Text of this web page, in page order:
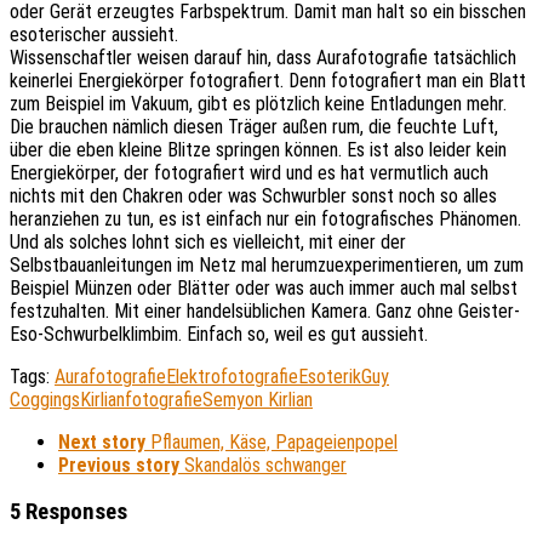
oder Gerät erzeugtes Farbspektrum. Damit man halt so ein bisschen
esoterischer aussieht.
Wissenschaftler weisen darauf hin, dass Aurafotografie tatsächlich
keinerlei Energiekörper fotografiert. Denn fotografiert man ein Blatt
zum Beispiel im Vakuum, gibt es plötzlich keine Entladungen mehr.
Die brauchen nämlich diesen Träger außen rum, die feuchte Luft,
über die eben kleine Blitze springen können. Es ist also leider kein
Energiekörper, der fotografiert wird und es hat vermutlich auch
nichts mit den Chakren oder was Schwurbler sonst noch so alles
heranziehen zu tun, es ist einfach nur ein fotografisches Phänomen.
Und als solches lohnt sich es vielleicht, mit einer der
Selbstbauanleitungen im Netz mal herumzuexperimentieren, um zum
Beispiel Münzen oder Blätter oder was auch immer auch mal selbst
festzuhalten. Mit einer handelsüblichen Kamera. Ganz ohne Geister-
Eso-Schwurbelklimbim. Einfach so, weil es gut aussieht.
Tags: AurafotografieElektrofotografieEsoterikGuy
CoggingsKirlianfotografieSemyon Kirlian
Next story Pflaumen, Käse, Papageienpopel
Previous story Skandalös schwanger
5 Responses